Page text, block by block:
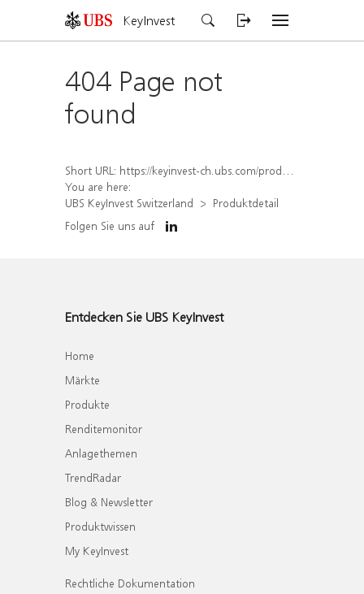
KeyInvest
404 Page not
found
Short URL: https://keyinvest-ch.ubs.com/produkt/detail/index/isin/CH1577912954
You are here:
UBS KeyInvest Switzerland
Produktdetail
Folgen Sie uns auf
Entdecken Sie UBS KeyInvest
Home
Märkte
Produkte
Renditemonitor
Anlagethemen
TrendRadar
Blog & Newsletter
Produktwissen
My KeyInvest
Rechtliche Dokumentation